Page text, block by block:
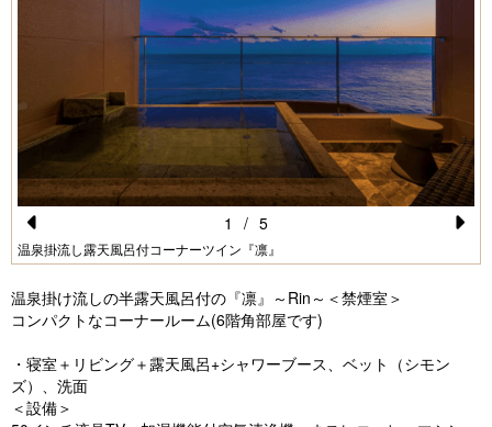
Pr
e
vi
o
u
s
温泉掛流し露天風呂付コーナーツイン『凛』
1 / 5
温泉掛け流しの半露天風呂付の『凛』～Rin～＜禁煙室＞
コンパクトなコーナールーム(6階角部屋です)
・寝室＋リビング＋露天風呂+シャワーブース、ベット（シモン
ズ）、洗面
＜設備＞